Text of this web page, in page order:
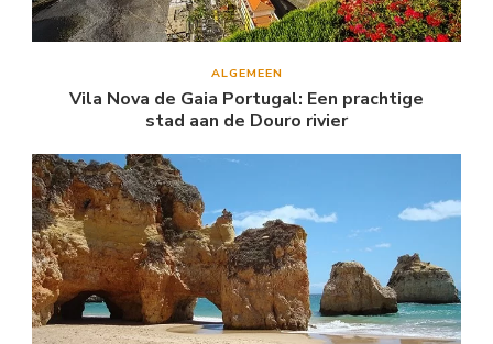
ALGEMEEN
Vila Nova de Gaia Portugal: Een prachtige
stad aan de Douro rivier